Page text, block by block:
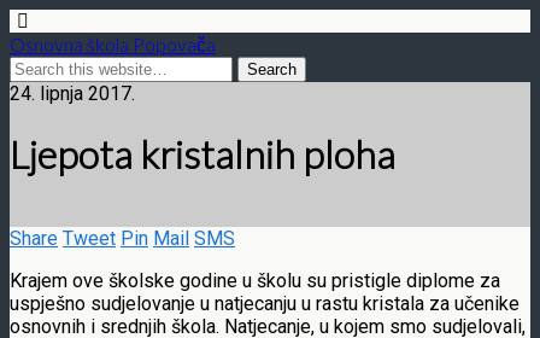
Osnovna škola Popovača
24. lipnja 2017.
Ljepota kristalnih ploha
Share Tweet Pin Mail SMS
Krajem ove školske godine u školu su pristigle diplome za
uspješno sudjelovanje u natjecanju u rastu kristala za učenike
osnovnih i srednjih škola. Natjecanje, u kojem smo sudjelovali,